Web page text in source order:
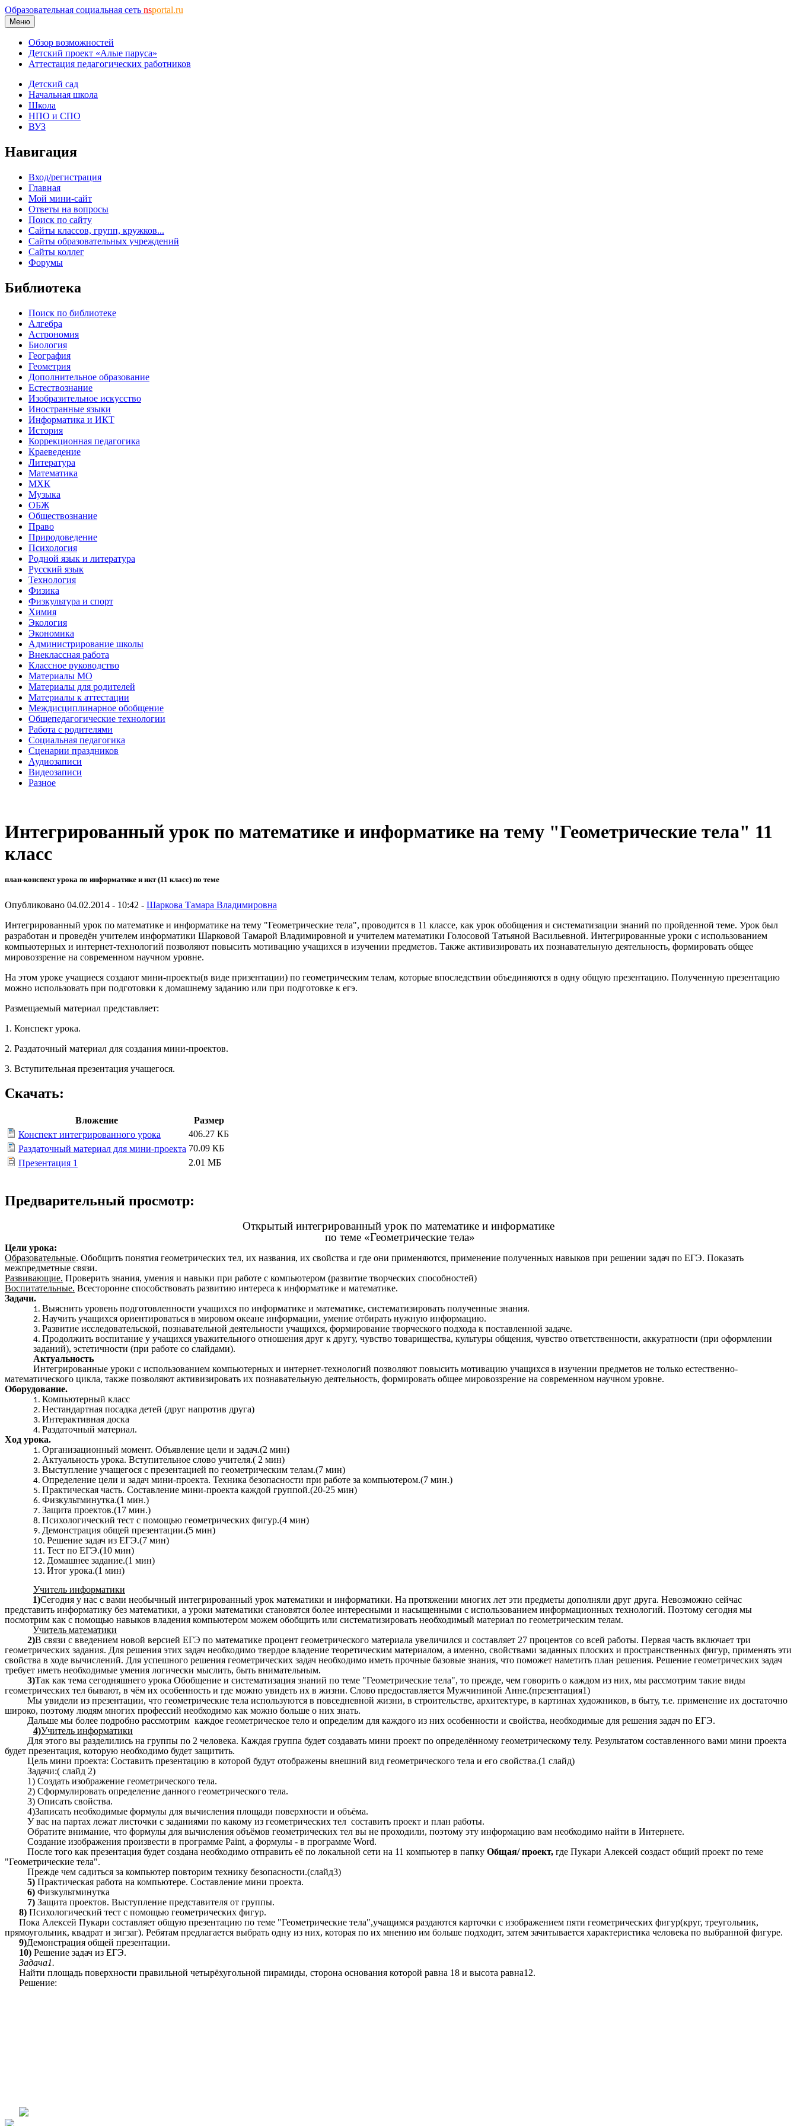
Образовательная социальная сеть nsportal.ru
Меню
Обзор возможностей
Детский проект «Алые паруса»
Аттестация педагогических работников
Детский сад
Начальная школа
Школа
НПО и СПО
ВУЗ
Навигация
Вход/регистрация
Главная
Мой мини-сайт
Ответы на вопросы
Поиск по сайту
Сайты классов, групп, кружков...
Сайты образовательных учреждений
Сайты коллег
Форумы
Библиотека
Поиск по библиотеке
Алгебра
Астрономия
Биология
География
Геометрия
Дополнительное образование
Естествознание
Изобразительное искусство
Иностранные языки
Информатика и ИКТ
История
Коррекционная педагогика
Краеведение
Литература
Математика
МХК
Музыка
ОБЖ
Обществознание
Право
Природоведение
Психология
Родной язык и литература
Русский язык
Технология
Физика
Физкультура и спорт
Химия
Экология
Экономика
Администрирование школы
Внеклассная работа
Классное руководство
Материалы МО
Материалы для родителей
Материалы к аттестации
Междисциплинарное обобщение
Общепедагогические технологии
Работа с родителями
Социальная педагогика
Сценарии праздников
Аудиозаписи
Видеозаписи
Разное
Интегрированный урок по математике и информатике на тему "Геометрические тела" 11
класс
план-конспект урока по информатике и икт (11 класс) по теме
Опубликовано 04.02.2014 - 10:42 - Шаркова Тамара Владимировна
Интегрированный урок по математике и информатике на тему "Геометрические тела", проводится в 11 классе, как урок обобщения и систематизации знаний по пройденной теме. Урок был
разработан и проведён учителем информатики Шарковой Тамарой Владимировной и учителем математики Голосовой Татьяной Васильевной. Интегрированные уроки с использованием
компьютерных и интернет-технологий позволяют повысить мотивацию учащихся в изучении предметов. Также активизировать их познавательную деятельность, формировать общее
мировоззрение на современном научном уровне.
На этом уроке учащиеся создают мини-проекты(в виде призентации) по геометрическим телам, которые впоследствии объединяются в одну общую презентацию. Полученную презентацию
можно использовать при подготовки к домашнему заданию или при подготовке к егэ.
Размещаемый материал представляет:
1. Конспект урока.
2. Раздаточный материал для создания мини-проектов.
3. Вступительная презентация учащегося.
Скачать:
Вложение
Размер
Конспект интегрированного урока
406.27 КБ
Раздаточный материал для мини-проекта 70.09 КБ
Презентация 1
2.01 МБ
Предварительный просмотр:
Открытый интегрированный урок по математике и информатике
по теме «Геометрические тела»
Цели урока:
Образовательные. Обобщить понятия геометрических тел, их названия, их свойства и где они применяются, применение полученных навыков при решении задач по ЕГЭ. Показать
межпредметные связи.
Развивающие. Проверить знания, умения и навыки при работе с компьютером (развитие творческих способностей)
Воспитательные. Всесторонне способствовать развитию интереса к информатике и математике.
Задачи.
Выяснить уровень подготовленности учащихся по информатике и математике, систематизировать полученные знания.
Научить учащихся ориентироваться в мировом океане информации, умение отбирать нужную информацию.
Развитие исследовательской, познавательной деятельности учащихся, формирование творческого подхода к поставленной задаче.
Продолжить воспитание у учащихся уважительного отношения друг к другу, чувство товарищества, культуры общения, чувство ответственности, аккуратности (при оформлении
заданий), эстетичности (при работе со слайдами).
Актуальность
Интегрированные уроки с использованием компьютерных и интернет-технологий позволяют повысить мотивацию учащихся в изучении предметов не только естественно-
математического цикла, также позволяют активизировать их познавательную деятельность, формировать общее мировоззрение на современном научном уровне.
Оборудование.
Компьютерный класс
Нестандартная посадка детей (друг напротив друга)
Интерактивная доска
Раздаточный материал.
Ход урока.
Организационный момент. Объявление цели и задач.(2 мин)
Актуальность урока. Вступительное слово учителя.( 2 мин)
Выступление учащегося с презентацией по геометрическим телам.(7 мин)
Определение цели и задач мини-проекта. Техника безопасности при работе за компьютером.(7 мин.)
Практическая часть. Составление мини-проекта каждой группой.(20-25 мин)
Физкультминутка.(1 мин.)
Защита проектов.(17 мин.)
Психологический тест с помощью геометрических фигур.(4 мин)
Демонстрация общей презентации.(5 мин)
Решение задач из ЕГЭ.(7 мин)
Тест по ЕГЭ.(10 мин)
Домашнее задание.(1 мин)
Итог урока.(1 мин)
Учитель информатики
1)Сегодня у нас с вами необычный интегрированный урок математики и информатики. На протяжении многих лет эти предметы дополняли друг друга. Невозможно сейчас
представить информатику без математики, а уроки математики становятся более интересными и насыщенными с использованием информационных технологий. Поэтому сегодня мы
посмотрим как с помощью навыков владения компьютером можем обобщить или систематизировать необходимый материал по геометрическим телам.
Учитель математики
2)В связи с введением новой версией ЕГЭ по математике процент геометрического материала увеличился и составляет 27 процентов со всей работы. Первая часть включает три
геометрических задания. Для решения этих задач необходимо твердое владение теоретическим материалом, а именно, свойствами заданных плоских и пространственных фигур, применять эти
свойства в ходе вычислений. Для успешного решения геометрических задач необходимо иметь прочные базовые знания, что поможет наметить план решения. Решение геометрических задач
требует иметь необходимые умения логически мыслить, быть внимательным.
3)Так как тема сегодняшнего урока Обобщение и систематизация знаний по теме "Геометрические тела", то прежде, чем говорить о каждом из них, мы рассмотрим такие виды
геометрических тел бывают, в чём их особенность и где можно увидеть их в жизни. Слово предоставляется Мужчининой Анне.(презентация1)
Мы увидели из презентации, что геометрические тела используются в повседневной жизни, в строительстве, архитектуре, в картинах художников, в быту, т.е. применение их достаточно
широко, поэтому людям многих профессий необходимо как можно больше о них знать.
Дальше мы более подробно рассмотрим каждое геометрическое тело и определим для каждого из них особенности и свойства, необходимые для решения задач по ЕГЭ.
4)Учитель информатики
Для этого вы разделились на группы по 2 человека. Каждая группа будет создавать мини проект по определённому геометрическому телу. Результатом составленного вами мини проекта
будет презентация, которую необходимо будет защитить.
Цель мини проекта: Составить презентацию в которой будут отображены внешний вид геометрического тела и его свойства.(1 слайд)
Задачи:( слайд 2)
1) Создать изображение геометрического тела.
2) Сформулировать определение данного геометрического тела.
3) Описать свойства.
4)Записать необходимые формулы для вычисления площади поверхности и объёма.
У вас на партах лежат листочки с заданиями по какому из геометрических тел составить проект и план работы.
Обратите внимание, что формулы для вычисления объёмов геометрических тел вы не проходили, поэтому эту информацию вам необходимо найти в Интернете.
Создание изображения произвести в программе Paint, а формулы - в программе Word.
После того как презентация будет создана необходимо отправить её по локальной сети на 11 компьютер в папку Общая/ проект, где Пукари Алексей создаст общий проект по теме
"Геометрические тела".
Прежде чем садиться за компьютер повторим технику безопасности.(слайд3)
5)Практическая работа на компьютере. Составление мини проекта.
6)Физкультминутка
7)Защита проектов. Выступление представителя от группы.
8) Психологический тест с помощью геометрических фигур.
Пока Алексей Пукари составляет общую презентацию по теме "Геометрические тела",учащимся раздаются карточки с изображением пяти геометрических фигур(круг, треугольник,
прямоугольник, квадрат и зигзаг). Ребятам предлагается выбрать одну из них, которая по их мнению им больше подходит, затем зачитывается характеристика человека по выбранной фигуре.
9)Демонстрация общей презентации.
10) Решение задач из ЕГЭ.
Задача1.
Найти площадь поверхности правильной четырёхугольной пирамиды, сторона основания которой равна 18 и высота равна12.
Решение: